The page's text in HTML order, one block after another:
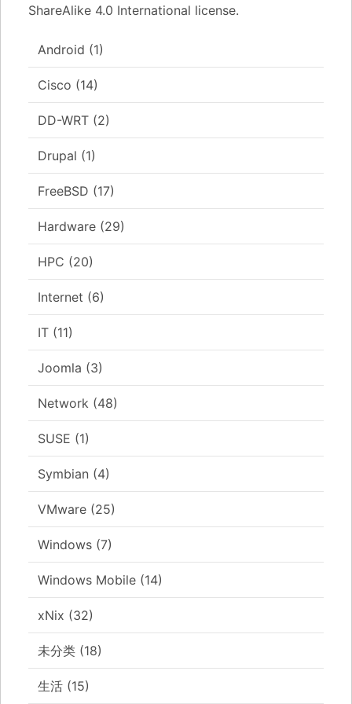
ShareAlike 4.0 International license.
Android (1)
Cisco (14)
DD-WRT (2)
Drupal (1)
FreeBSD (17)
Hardware (29)
HPC (20)
Internet (6)
IT (11)
Joomla (3)
Network (48)
SUSE (1)
Symbian (4)
VMware (25)
Windows (7)
Windows Mobile (14)
xNix (32)
未分类 (18)
生活 (15)